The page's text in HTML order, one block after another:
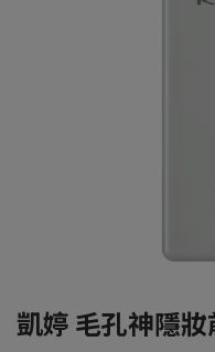
凱婷 毛孔神隱